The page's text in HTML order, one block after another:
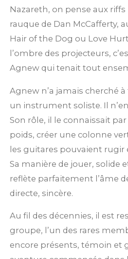
Nazareth, on pense aux riffs
rauque de Dan McCafferty,
Hair of the Dog ou Love
l’ombre des projecteurs,
Agnew qui tenait tout
Agnew n’a jamais cherché à
un instrument soliste. Il
Son rôle, il le connaissait
poids, créer une colonne
les guitares pouvaient rugir
Sa manière de jouer, solide
reflète parfaitement l’âme
directe, sincère.
Au fil des décennies, il est
groupe, l’un des rares
encore présents, témoin et